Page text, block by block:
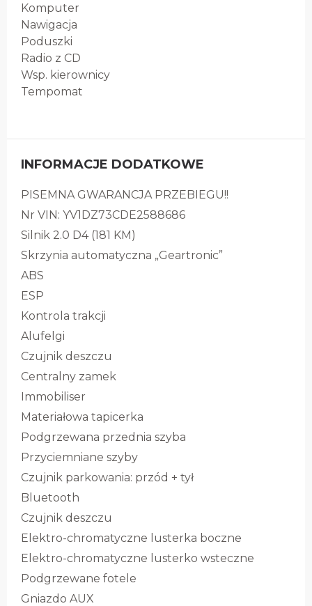
Komputer
Nawigacja
Poduszki
Radio z CD
Wsp. kierownicy
Tempomat
INFORMACJE DODATKOWE
PISEMNA GWARANCJA PRZEBIEGU!!
Nr VIN: YV1DZ73CDE2588686
Silnik 2.0 D4 (181 KM)
Skrzynia automatyczna „Geartronic”
ABS
ESP
Kontrola trakcji
Alufelgi
Czujnik deszczu
Centralny zamek
Immobiliser
Materiałowa tapicerka
Podgrzewana przednia szyba
Przyciemniane szyby
Czujnik parkowania: przód + tył
Bluetooth
Czujnik deszczu
Elektro-chromatyczne lusterka boczne
Elektro-chromatyczne lusterko wsteczne
Podgrzewane fotele
Gniazdo AUX